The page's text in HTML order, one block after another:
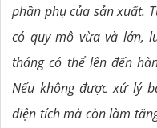
phần phụ của sản xuất.
có quy mô vừa và lớn,
tháng có thể lên đến
Nếu không được xử lý
diện tích mà còn làm